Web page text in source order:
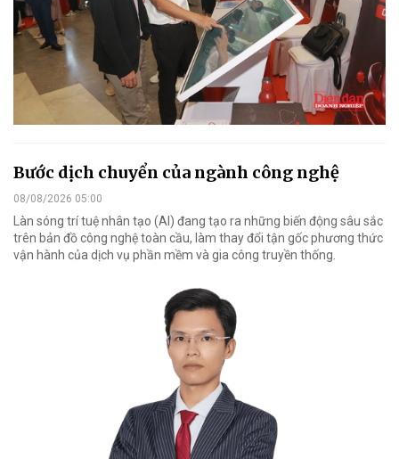
Bước dịch chuyển của ngành công nghệ
08/08/2026 05:00
Làn sóng trí tuệ nhân tạo (AI) đang tạo ra những biến động sâu sắc
trên bản đồ công nghệ toàn cầu, làm thay đổi tận gốc phương thức
vận hành của dịch vụ phần mềm và gia công truyền thống.